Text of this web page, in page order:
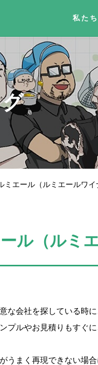
私た
ミエール（ルミエールワイ
ル（ルミ
な会社を探している時
プルやお見積りもすぐ
うまく再現できない場